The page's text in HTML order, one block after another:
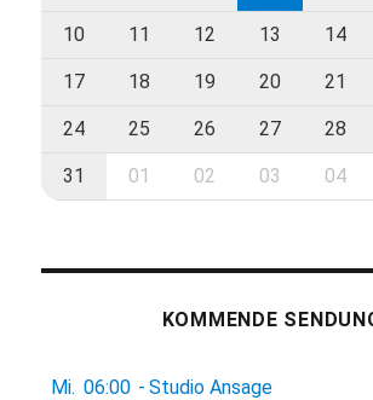
10 11 12 13 14
17 18 19 20 21
24 25 26 27 28
31 01 02 03 04
KOMMENDE
Mi. 06:00 - Studio Ansage